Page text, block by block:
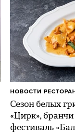
Сезон белых
«Цирк»,
фестиваль
НОВОСТИ